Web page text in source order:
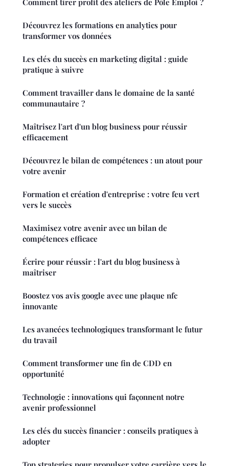
Découvrez les formations en analytics pour
transformer vos données
Les clés du succès en marketing digital : guide
pratique à suivre
Comment travailler dans le domaine de la santé
communautaire ?
Maîtrisez l'art d'un blog business pour réussir
efficacement
Découvrez le bilan de compétences : un atout pour
votre avenir
Formation et création d'entreprise : votre feu vert
vers le succès
Maximisez votre avenir avec un bilan de
compétences efficace
Écrire pour réussir : l'art du blog business à
maîtriser
Boostez vos avis google avec une plaque nfc
innovante
Les avancées technologiques transformant le futur
du travail
Comment transformer une fin de CDD en
opportunité
Technologie : innovations qui façonnent notre
avenir professionnel
Les clés du succès financier : conseils pratiques à
adopter